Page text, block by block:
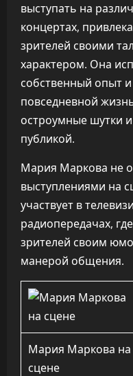
выступать на
концертах,
зрителей своими
характером. Она
собственный опыт
повседневной
остроумные шутки
публикой.
Мария Маркова не
выступлениями на
участвует в
радиопередачах,
зрителей своим
манерой общения.
Мария Маркова на
сцене